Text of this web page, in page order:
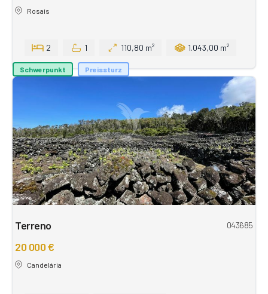
Rosais
2 1 110,80 m² 1.043,00 m²
Schwerpunkt Preissturz
Terreno 043685
20 000 €
Candelária